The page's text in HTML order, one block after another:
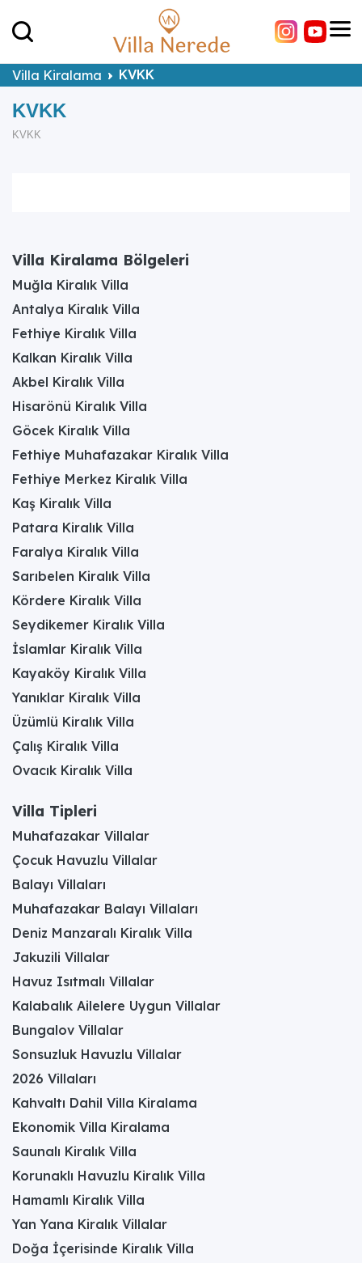
Villa Kiralama KVKK
KVKK
KVKK
Villa Kiralama Bölgeleri
Muğla Kiralık Villa
Antalya Kiralık Villa
Fethiye Kiralık Villa
Kalkan Kiralık Villa
Akbel Kiralık Villa
Hisarönü Kiralık Villa
Göcek Kiralık Villa
Fethiye Muhafazakar Kiralık Villa
Fethiye Merkez Kiralık Villa
Kaş Kiralık Villa
Patara Kiralık Villa
Faralya Kiralık Villa
Sarıbelen Kiralık Villa
Kördere Kiralık Villa
Seydikemer Kiralık Villa
İslamlar Kiralık Villa
Kayaköy Kiralık Villa
Yanıklar Kiralık Villa
Üzümlü Kiralık Villa
Çalış Kiralık Villa
Ovacık Kiralık Villa
Villa Tipleri
Muhafazakar Villalar
Çocuk Havuzlu Villalar
Balayı Villaları
Muhafazakar Balayı Villaları
Deniz Manzaralı Kiralık Villa
Jakuzili Villalar
Havuz Isıtmalı Villalar
Kalabalık Ailelere Uygun Villalar
Bungalov Villalar
Sonsuzluk Havuzlu Villalar
2026 Villaları
Kahvaltı Dahil Villa Kiralama
Ekonomik Villa Kiralama
Saunalı Kiralık Villa
Korunaklı Havuzlu Kiralık Villa
Hamamlı Kiralık Villa
Yan Yana Kiralık Villalar
Doğa İçerisinde Kiralık Villa